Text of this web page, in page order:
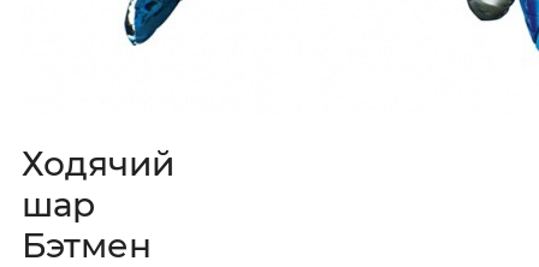
Ходячий
шар
Бэтмен